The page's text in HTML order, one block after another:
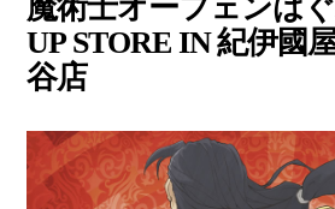
魔術士オーフェンは
UP STORE IN 紀伊國
谷店